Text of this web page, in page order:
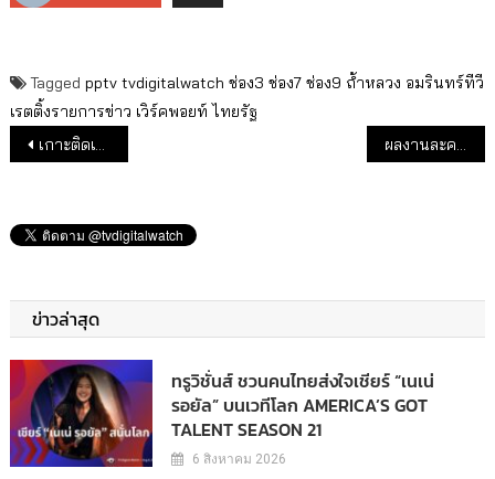
Tagged pptv tvdigitalwatch ช่อง3 ช่อง7 ช่อง9 ถ้ำหลวง อมรินทร์ทีวี
เรตติ้งรายการข่าว เวิร์คพอยท์ ไทยรัฐ
แนะแนวเรื่อง
เกาะติดเรตติ้งบอลโลกรอบแรกนัดสุดท้าย ผลงานละครครึ่งปีแรกทรูโฟร์ยู
ข่าวล่าสุด
ทรูวิชั่นส์ ชวนคนไทยส่งใจเชียร์ “เนเน่
รอยัล” บนเวทีโลก AMERICA’S GOT
TALENT SEASON 21
6 สิงหาคม 2026